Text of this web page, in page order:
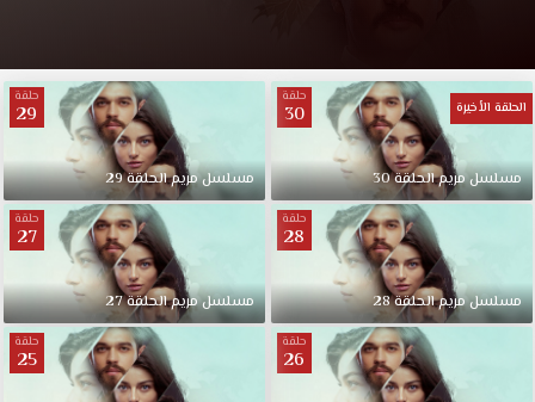
الحلقة الأخيرة
حلقة
30
مسلسل مريم الحلقة 30
حلقة
29
مسلسل مريم الحلقة 29
حلقة
28
مسلسل مريم الحلقة 28
حلقة
27
مسلسل مريم الحلقة 27
حلقة
26
حلقة
25